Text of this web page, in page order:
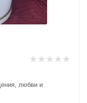
любви и